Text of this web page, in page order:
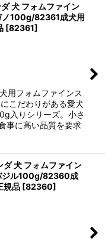
犬 フォムファイン
ノ100g/82361成犬用
[82361]
用フォムファインス
こだわりがある愛犬
入りシリーズ。小さ
事に高い品質を要求
犬 フォムファイン
ジル100g/82360成
規品 [82360]